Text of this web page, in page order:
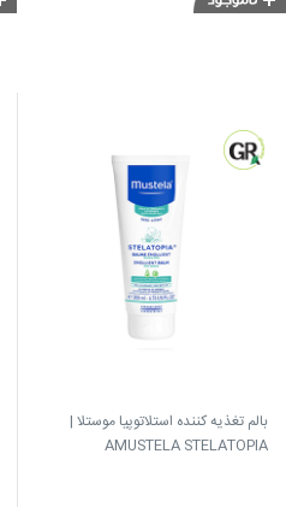
بالم تغذیه کننده استلاتوپیا موستلا |
AMUSTELA STELATOPIA